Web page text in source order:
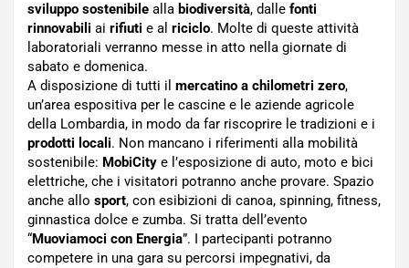
sviluppo sostenibile alla biodiversità, dalle fonti
rinnovabili ai rifiuti e al riciclo. Molte di queste attività
laboratoriali verranno messe in atto nella giornate di
sabato e domenica.
A disposizione di tutti il mercatino a chilometri zero,
un’area espositiva per le cascine e le aziende agricole
della Lombardia, in modo da far riscoprire le tradizioni e i
prodotti locali. Non mancano i riferimenti alla mobilità
sostenibile: MobiCity e l’esposizione di auto, moto e bici
elettriche, che i visitatori potranno anche provare. Spazio
anche allo sport, con esibizioni di canoa, spinning, fitness,
ginnastica dolce e zumba. Si tratta dell’evento
“Muoviamoci con Energia”. I partecipanti potranno
competere in una gara su percorsi impegnativi, da